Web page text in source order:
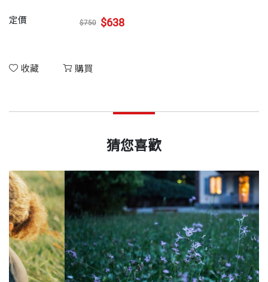
定價 $750 $638
收藏 購買
猜您喜歡